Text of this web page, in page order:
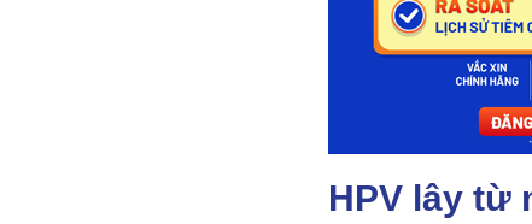
HPV lây từ